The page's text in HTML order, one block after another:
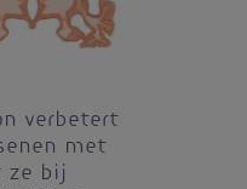
verbetert
met
ze bij